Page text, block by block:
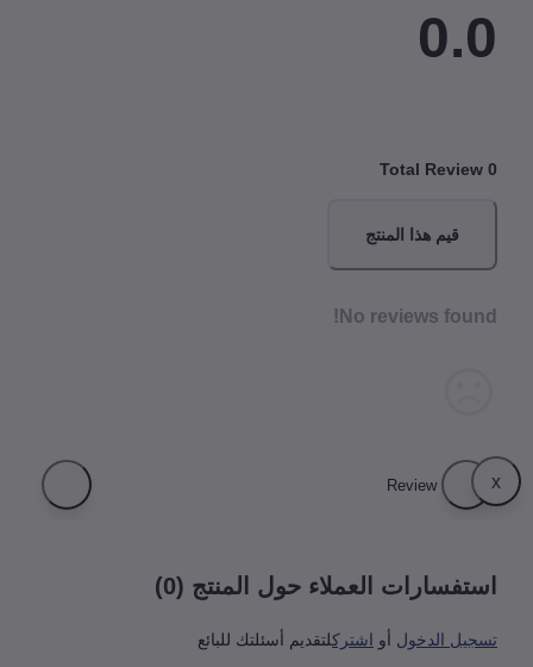
Total
قيم هذا المنتج
No reviews
العملاء حول المنتج (0)
الدخول أو اشترك لتقديم أسئلتك للبائع